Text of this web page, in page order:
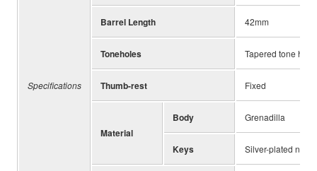
Specifications
Barrel Length 42mm
Toneholes Tapered tone
Thumb-rest Fixed
Material
Body Grenadilla
Keys Silver-plated